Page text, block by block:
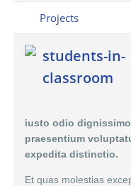
Projects
iusto odio
praesentium
expedita distinctio.
Et quas molestias